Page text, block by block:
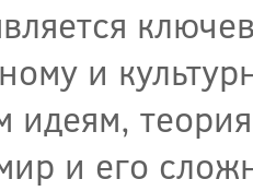
и
идеям,
и его